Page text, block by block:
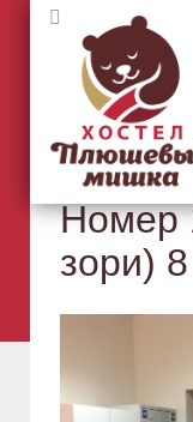
Номер
зори)